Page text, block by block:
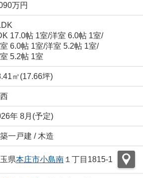
万円
17.0帖 1室/洋室 6.0帖 1室/
6.0帖 1室/洋室 5.2帖 1室/
5.2帖 1室
㎡(17.66坪)
年 8月(予定)
一戸建 / 木造
県本庄市小島南１丁目1815-1